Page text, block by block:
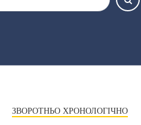
ЗВОРОТНЬО ХРОНОЛОГІЧНО